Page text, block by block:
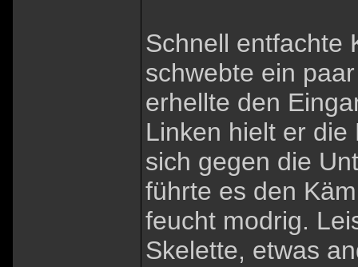
Schnell entfachte
schwebte ein
erhellte den
Linken hielt er
sich gegen die
führte es den
feucht modrig.
Skelette, etwas